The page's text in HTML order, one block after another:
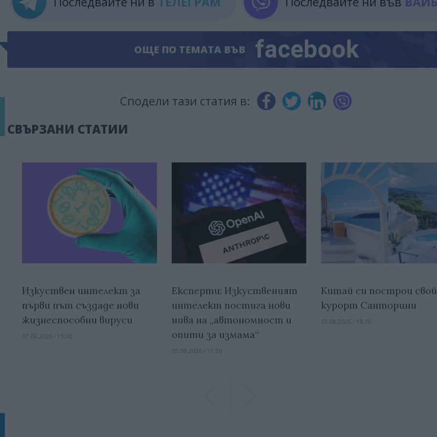
ОЩЕ ПО ТЕМАТА ВЪВ facebook
Сподели тази статия в:
СВЪРЗАНИ СТАТИИ
Изкуствен интелект за
първи път създаде нови
жизнеспособни вируси
07.08.2026 / 15:30
Експерти: Изкуственият
интелект постига нови
нива на „автономност и
опити за измама“
05.08.2026 / 11:30
Китай си построи свой
курорт Санторини
03.08.2026 / 18:36